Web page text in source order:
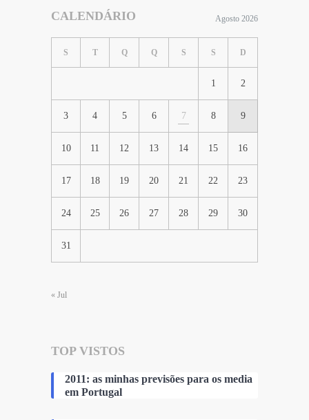
CALENDÁRIO Agosto 2026
S T Q Q S S D
1 2
3 4 5 6 7 8 9
10 11 12 13 14 15 16
17 18 19 20 21 22 23
24 25 26 27 28 29 30
31
« Jul
TOP VISTOS
2011: as minhas previsões para os media
em Portugal